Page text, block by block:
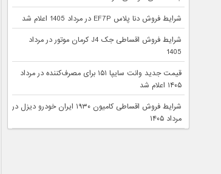
شرایط فروش دنا پلاس EF7P در مرداد 1405 اعلام شد
شرایط فروش اقساطی جک J4 کرمان موتور در مرداد
1405
قیمت جدید وانت سایپا ۱۵۱ برای مصرف‌کننده در مرداد
۱۴۰۵ اعلام شد
شرایط فروش اقساطی کامیون ۱۹۳۰ ایران خودرو دیزل در
مرداد ۱۴۰۵